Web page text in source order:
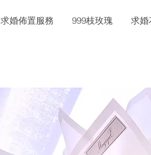
求婚佈置服務 999枝玫瑰 求婚